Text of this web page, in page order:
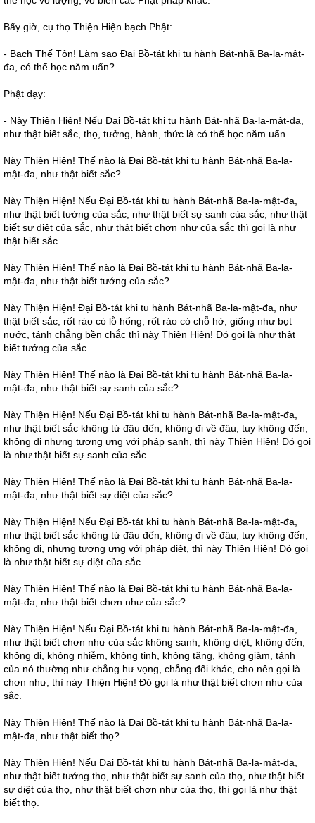
Bấy giờ, cụ thọ Thiện Hiện bạch Phật:
- Bạch Thế Tôn! Làm sao Đại Bồ-tát khi tu hành Bát-nhã Ba-la-mật-
đa, có thể học năm uẩn?
Phật dạy:
- Này Thiện Hiện! Nếu Đại Bồ-tát khi tu hành Bát-nhã Ba-la-mật-đa,
như thật biết sắc, thọ, tưởng, hành, thức là có thể học năm uẩn.
Này Thiện Hiện! Thế nào là Đại Bồ-tát khi tu hành Bát-nhã Ba-la-
mật-đa, như thật biết sắc?
Này Thiện Hiện! Nếu Đại Bồ-tát khi tu hành Bát-nhã Ba-la-mật-đa,
như thật biết tướng của sắc, như thật biết sự sanh của sắc, như thật
biết sự diệt của sắc, như thật biết chơn như của sắc thì gọi là như
thật biết sắc.
Này Thiện Hiện! Thế nào là Đại Bồ-tát khi tu hành Bát-nhã Ba-la-
mật-đa, như thật biết tướng của sắc?
Này Thiện Hiện! Đại Bồ-tát khi tu hành Bát-nhã Ba-la-mật-đa, như
thật biết sắc, rốt ráo có lỗ hổng, rốt ráo có chỗ hở, giống như bọt
nước, tánh chẳng bền chắc thì này Thiện Hiện! Đó gọi là như thật
biết tướng của sắc.
Này Thiện Hiện! Thế nào là Đại Bồ-tát khi tu hành Bát-nhã Ba-la-
mật-đa, như thật biết sự sanh của sắc?
Này Thiện Hiện! Nếu Đại Bồ-tát khi tu hành Bát-nhã Ba-la-mật-đa,
như thật biết sắc không từ đâu đến, không đi về đâu; tuy không đến,
không đi nhưng tương ưng với pháp sanh, thì này Thiện Hiện! Đó gọi
là như thật biết sự sanh của sắc.
Này Thiện Hiện! Thế nào là Đại Bồ-tát khi tu hành Bát-nhã Ba-la-
mật-đa, như thật biết sự diệt của sắc?
Này Thiện Hiện! Nếu Đại Bồ-tát khi tu hành Bát-nhã Ba-la-mật-đa,
như thật biết sắc không từ đâu đến, không đi về đâu; tuy không đến,
không đi, nhưng tương ưng với pháp diệt, thì này Thiện Hiện! Đó gọi
là như thật biết sự diệt của sắc.
Này Thiện Hiện! Thế nào là Đại Bồ-tát khi tu hành Bát-nhã Ba-la-
mật-đa, như thật biết chơn như của sắc?
Này Thiện Hiện! Nếu Đại Bồ-tát khi tu hành Bát-nhã Ba-la-mật-đa,
như thật biết chơn như của sắc không sanh, không diệt, không đến,
không đi, không nhiễm, không tịnh, không tăng, không giảm, tánh
của nó thường như chẳng hư vọng, chẳng đổi khác, cho nên gọi là
chơn như, thì này Thiện Hiện! Đó gọi là như thật biết chơn như của
sắc.
Này Thiện Hiện! Thế nào là Đại Bồ-tát khi tu hành Bát-nhã Ba-la-
mật-đa, như thật biết thọ?
Này Thiện Hiện! Nếu Đại Bồ-tát khi tu hành Bát-nhã Ba-la-mật-đa,
như thật biết tướng thọ, như thật biết sự sanh của thọ, như thật biết
sự diệt của thọ, như thật biết chơn như của thọ, thì gọi là như thật
biết thọ.